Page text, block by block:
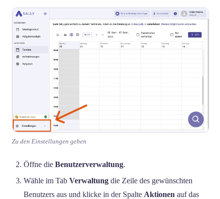
Zu den Einstellungen gehen
Öffne die Benutzerverwaltung.
Wähle im Tab Verwaltung die Zeile des gewünschten
Benutzers aus und klicke in der Spalte Aktionen auf das